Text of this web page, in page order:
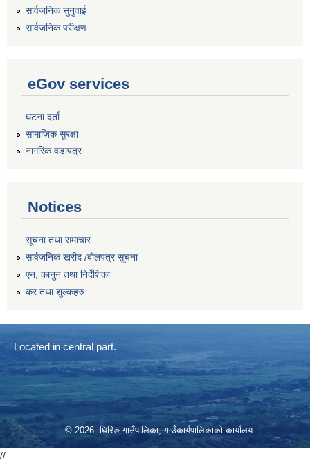
सार्वजनिक सुनुवाई
सार्वजनिक परीक्षण
eGov services
घटना दर्ता
सामाजिक सुरक्षा
नागरिक वडापत्र
Notices
सूचना तथा समाचार
सार्वजनिक खरीद /बोलपत्र सूचना
एन, कानुन तथा निर्देशिका
कर तथा शुल्कहरु
Located in central part.
© 2026 घिरिङ गाउँपालिका, गाउँकार्यपालिकाको कार्यालय
//